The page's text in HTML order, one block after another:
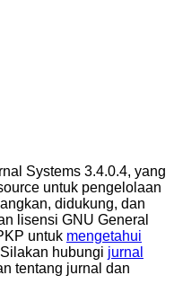
Systems 3.4.0.4, yang
untuk pengelolaan
didukung, dan
lisensi GNU General
untuk mengetahui
hubungi jurnal
tentang jurnal dan